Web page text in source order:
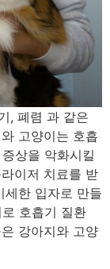
, 폐렴 과 같은
고양이는 호흡
상을 악화시킬
이저 치료를 받
세한 입자로 만들
호흡기 질환
강아지와 고양